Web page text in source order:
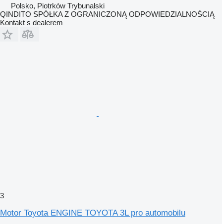
Polsko, Piotrków Trybunalski
QINDITO SPÓŁKA Z OGRANICZONĄ ODPOWIEDZIALNOŚCIĄ
Kontakt s dealerem
3
Motor Toyota ENGINE TOYOTA 3L pro automobilu